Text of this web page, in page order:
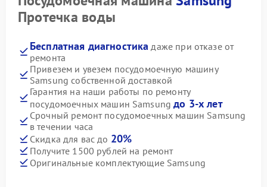
Протечка воды
Бесплатная диагностика даже при отказе от
ремонта
Привезем и увезем посудомоечную машину
Samsung собственной доставкой
Гарантия на наши работы по ремонту
посудомоечных машин Samsungдо 3-х лет
Срочный ремонт посудомоечных машин Samsung
в течении часа
Скидка для вас до 20%
Получите 1500 рублей на ремонт
Оригинальные комплектующие Samsung